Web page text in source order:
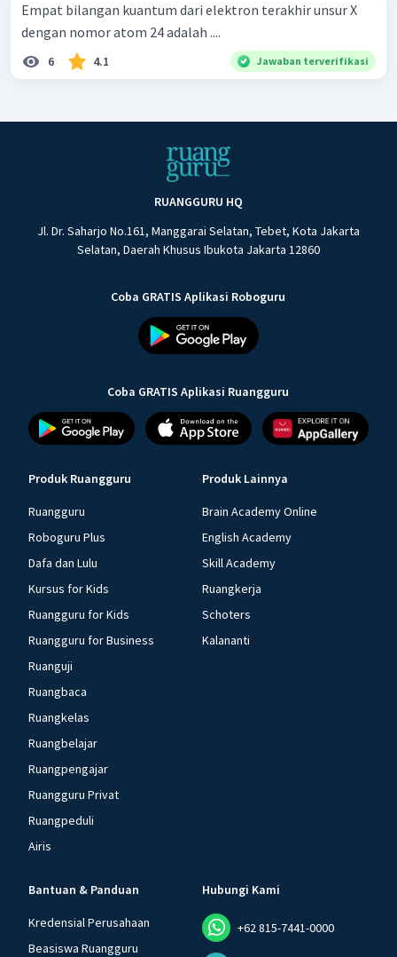
Empat bilangan kuantum dari elektron terakhir unsur X
dengan nomor atom 24 adalah ....
6 4.1 Jawaban terverifikasi
RUANGGURU HQ
Jl. Dr. Saharjo No.161, Manggarai Selatan, Tebet, Kota Jakarta
Selatan, Daerah Khusus Ibukota Jakarta 12860
Coba GRATIS Aplikasi Roboguru
Coba GRATIS Aplikasi Ruangguru
Produk Ruangguru
Ruangguru
Roboguru Plus
Dafa dan Lulu
Kursus for Kids
Ruangguru for Kids
Ruangguru for Business
Ruanguji
Ruangbaca
Ruangkelas
Ruangbelajar
Ruangpengajar
Ruangguru Privat
Ruangpeduli
Airis
Produk Lainnya
Brain Academy Online
English Academy
Skill Academy
Ruangkerja
Schoters
Kalananti
Bantuan & Panduan
Kredensial Perusahaan
Beasiswa Ruangguru
Hubungi Kami
+62 815-7441-0000